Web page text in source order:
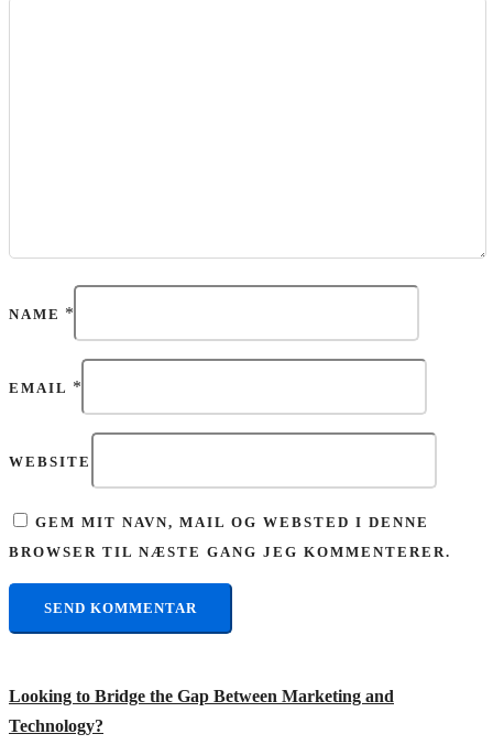
NAME *
EMAIL *
WEBSITE
GEM MIT NAVN, MAIL OG WEBSTED I DENNE
BROWSER TIL NÆSTE GANG JEG KOMMENTERER.
Looking to Bridge the Gap Between Marketing and
Technology?